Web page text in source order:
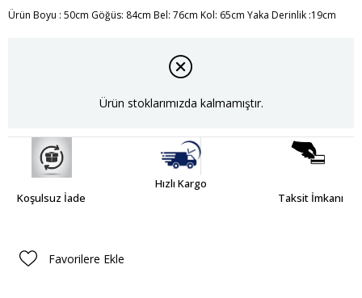
Ürün Boyu : 50cm Göğüs: 84cm Bel: 76cm Kol: 65cm Yaka Derinlik :19cm
Ürün stoklarımızda kalmamıştır.
Koşulsuz İade
Hızlı Kargo
Taksit İmkanı
Favorilere Ekle